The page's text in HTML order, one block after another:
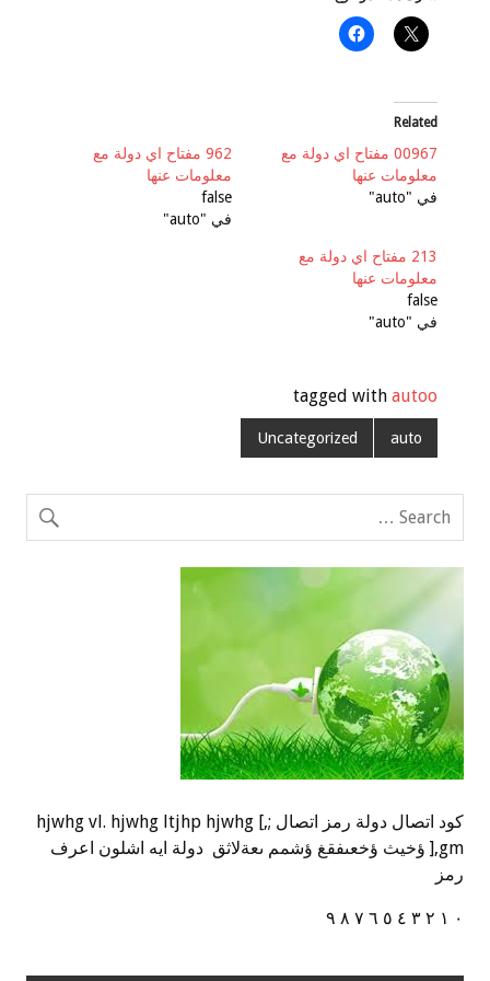
Related
00967 مفتاح اي دولة مع
معلومات عنها
في "auto"
962 مفتاح اي دولة مع
معلومات عنها
false
في "auto"
213 مفتاح اي دولة مع
معلومات عنها
false
في "auto"
tagged with autoo
auto
Uncategorized
كود اتصال دولة رمز اتصال ;,] hjwhg vl. hjwhg ltjhp hjwhg
],gm ؤخيث ؤخعىفقغ ؤشمم ىعةلاثق دولة ايه اشلون اعرف
رمز
٠ ١ ٢ ٣ ٤ ٥ ٦ ٧ ٨ ٩